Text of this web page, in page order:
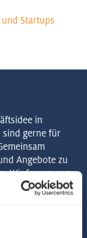
und Startups
in
sind gerne für
Angebote zu
Wir freuen uns,